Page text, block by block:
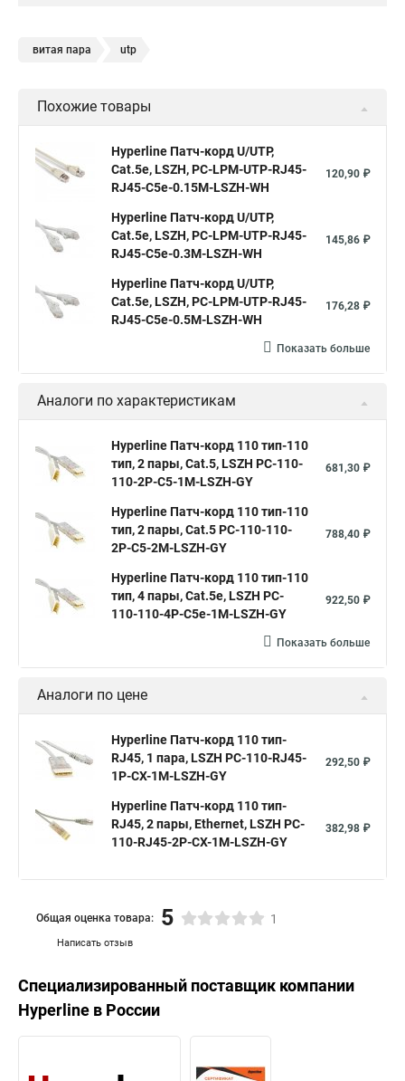
витая пара utp
Похожие товары
Hyperline Патч-корд U/UTP,
Cat.5е, LSZH, PC-LPM-UTP-RJ45-
RJ45-C5e-0.15M-LSZH-WH
120,90 ₽
Hyperline Патч-корд U/UTP,
Cat.5е, LSZH, PC-LPM-UTP-RJ45-
RJ45-C5e-0.3M-LSZH-WH
145,86 ₽
Hyperline Патч-корд U/UTP,
Cat.5e, LSZH, PC-LPM-UTP-RJ45-
RJ45-C5e-0.5M-LSZH-WH
176,28 ₽
Показать больше
Аналоги по характеристикам
Hyperline Патч-корд 110 тип-110
тип, 2 пары, Cat.5, LSZH PC-110-
110-2P-C5-1M-LSZH-GY
681,30 ₽
Hyperline Патч-корд 110 тип-110
тип, 2 пары, Cat.5 PC-110-110-
2P-C5-2M-LSZH-GY
788,40 ₽
Hyperline Патч-корд 110 тип-110
тип, 4 пары, Cat.5e, LSZH PC-
110-110-4P-C5e-1M-LSZH-GY
922,50 ₽
Показать больше
Аналоги по цене
Hyperline Патч-корд 110 тип-
RJ45, 1 пара, LSZH PC-110-RJ45-
1P-CX-1M-LSZH-GY
292,50 ₽
Hyperline Патч-корд 110 тип-
RJ45, 2 пары, Ethernet, LSZH PC-
110-RJ45-2P-CX-1M-LSZH-GY
382,98 ₽
Написать отзыв
Общая оценка товара: 5 1
Специализированный поставщик компании
Hyperline в России